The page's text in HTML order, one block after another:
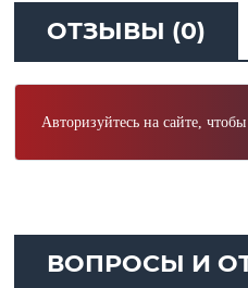
ОТЗЫВЫ (0)
Авторизуйтесь на сайте,
ВОПРОСЫ И